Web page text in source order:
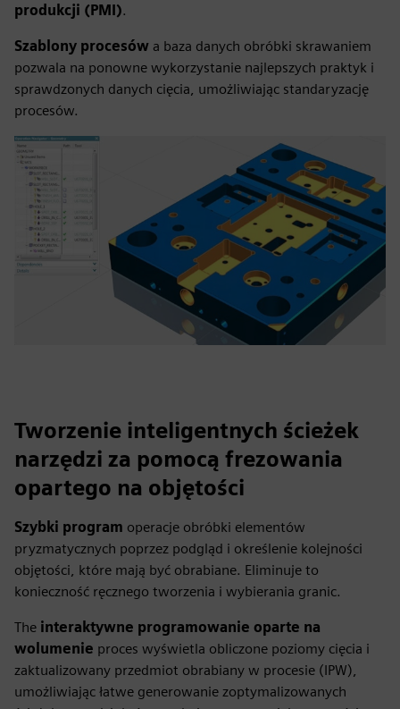
produkcji (PMI).
Szablony procesów a baza danych obróbki skrawaniem
pozwala na ponowne wykorzystanie najlepszych praktyk i
sprawdzonych danych cięcia, umożliwiając standaryzację
procesów.
Tworzenie inteligentnych ścieżek
narzędzi za pomocą frezowania
opartego na objętości
Szybki program operacje obróbki elementów
pryzmatycznych poprzez podgląd i określenie kolejności
objętości, które mają być obrabiane. Eliminuje to
konieczność ręcznego tworzenia i wybierania granic.
The interaktywne programowanie oparte na
wolumenie proces wyświetla obliczone poziomy cięcia i
zaktualizowany przedmiot obrabiany w procesie (IPW),
umożliwiając łatwe generowanie zoptymalizowanych